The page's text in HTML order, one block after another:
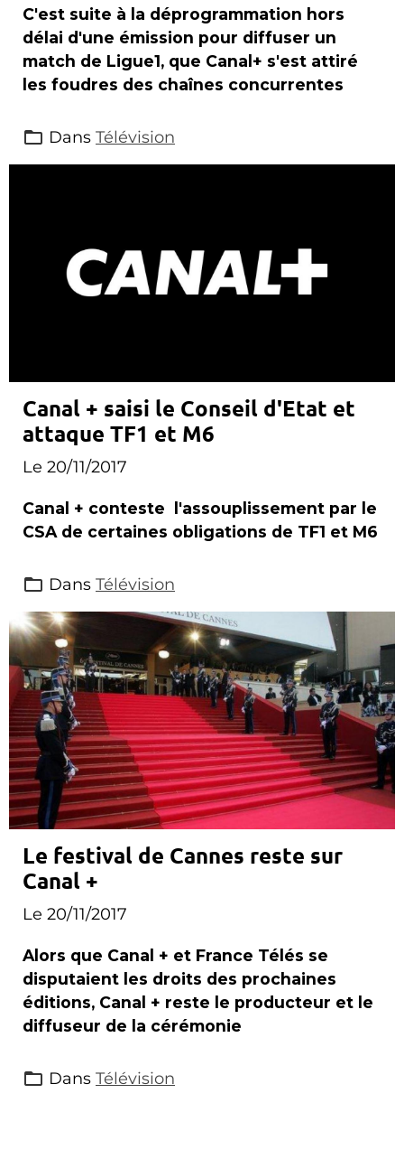
C'est suite à la déprogrammation hors
délai d'une émission pour diffuser un
match de Ligue1, que Canal+ s'est attiré
les foudres des chaînes concurrentes
Dans Télévision
Canal + saisi le Conseil d'Etat et
attaque TF1 et M6
Le 20/11/2017
Canal + conteste l'assouplissement par le
CSA de certaines obligations de TF1 et M6
Dans Télévision
Le festival de Cannes reste sur
Canal +
Le 20/11/2017
Alors que Canal + et France Télés se
disputaient les droits des prochaines
éditions, Canal + reste le producteur et le
diffuseur de la cérémonie
Dans Télévision